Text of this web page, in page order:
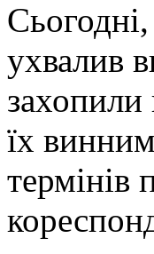
ухвалив
їх
термінів